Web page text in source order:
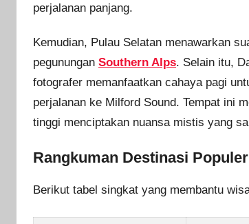
perjalanan panjang.
Kemudian, Pulau Selatan menawarkan
pegunungan Southern Alps. Selain itu,
fotografer memanfaatkan cahaya pagi
perjalanan ke Milford Sound. Tempat ini
tinggi menciptakan nuansa mistis yang
Rangkuman Destinasi Populer
Berikut tabel singkat yang membantu